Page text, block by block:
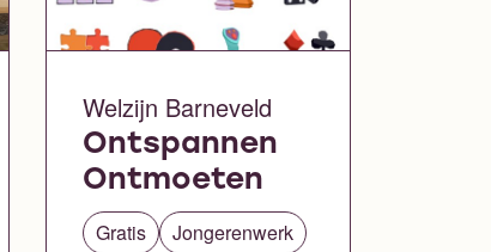
Welzijn Barneveld
Ontspannen
Ontmoeten
Gratis Jongerenwerk